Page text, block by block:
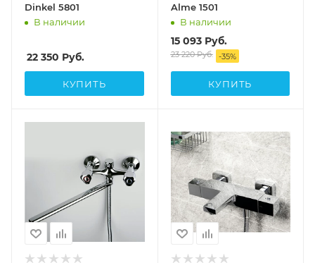
Dinkel 5801
В наличии
22 350 Руб.
КУПИТЬ
Alme 1501
В наличии
15 093Руб.
23 220Руб. -35%
КУПИТЬ